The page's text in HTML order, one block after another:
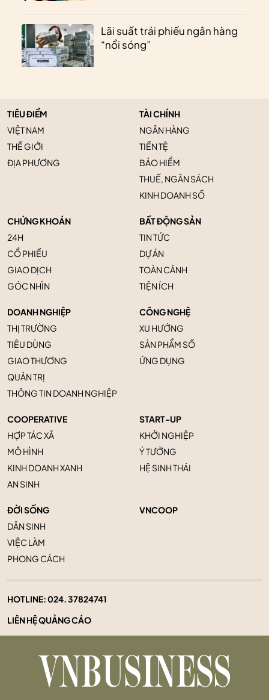
Lãi suất trái phiếu ngân hàng
“nổi sóng”
TIÊU ĐIỂM
VIỆT NAM
THẾ GIỚI
ĐỊA PHƯƠNG
TÀI CHÍNH
NGÂN HÀNG
TIỀN TỆ
BẢO HIỂM
THUẾ, NGÂN SÁCH
KINH DOANH SỐ
CHỨNG KHOÁN
24H
CỔ PHIẾU
GIAO DỊCH
GÓC NHÌN
BẤT ĐỘNG SẢN
TIN TỨC
DỰ ÁN
TOÀN CẢNH
TIỆN ÍCH
DOANH NGHIỆP
THỊ TRƯỜNG
TIÊU DÙNG
GIAO THƯƠNG
QUẢN TRỊ
THÔNG TIN DOANH NGHIỆP
CÔNG NGHỆ
XU HƯỚNG
SẢN PHẨM SỐ
ỨNG DỤNG
COOPERATIVE
HỢP TÁC XÃ
MÔ HÌNH
KINH DOANH XANH
AN SINH
START-UP
KHỞI NGHIỆP
Ý TƯỞNG
HỆ SINH THÁI
ĐỜI SỐNG
DÂN SINH
VIỆC LÀM
PHONG CÁCH
VNCOOP
HOTLINE:024. 37824741
LIÊN HỆ QUẢNG CÁO